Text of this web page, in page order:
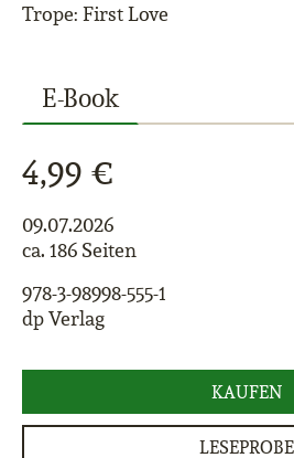
Trope: First Love
E-Book
4,99 €
09.07.2026
ca. 186 Seiten
978-3-98998-555-1
dp Verlag
KAUFEN
LESEPROBE